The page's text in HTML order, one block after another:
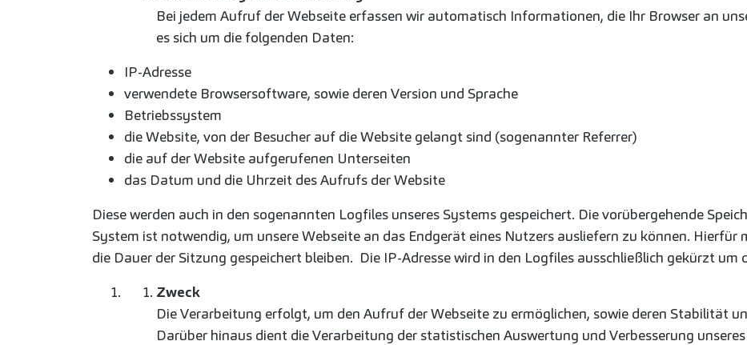
Bei jedem Aufruf der Webseite erfassen wir automatisch Informationen, die Ihr Browser an
es sich um die folgenden Daten:
IP-Adresse
verwendete Browsersoftware, sowie deren Version und Sprache
Betriebssystem
die Website, von der Besucher auf die Website gelangt sind (sogenannter Referrer)
die auf der Website aufgerufenen Unterseiten
das Datum und die Uhrzeit des Aufrufs der Website
Diese werden auch in den sogenannten Logfiles unseres Systems gespeichert. Die vorübergehende
System ist notwendig, um unsere Webseite an das Endgerät eines Nutzers ausliefern zu können. Hierfür
die Dauer der Sitzung gespeichert bleiben. Die IP-Adresse wird in den Logfiles ausschließlich gekürzt um
Zweck
Die Verarbeitung erfolgt, um den Aufruf der Webseite zu ermöglichen, sowie deren Stabilität
Darüber hinaus dient die Verarbeitung der statistischen Auswertung und Verbesserung